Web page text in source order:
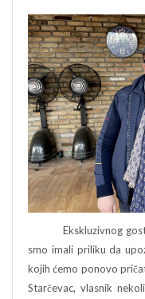
Ekskluzivnog gosta
smo imali priliku da
kojih ćemo ponovo
Starčevac, vlasnik